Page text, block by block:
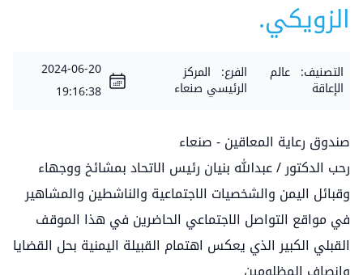
الزويكي.
التصنيف: عالم
الإعاقة
الفرع: المركز
الرئيسي صنعاء
2024-06-20
19:16:38
صندوق رعاية المعاقين - صنعاء
رحب الدكتور / عبدالله بنيان رئيس الاتحاد بمشائخ ووجهاء
وقبائل اليمن والشخصيات الاجتماعية والناشطين والمشاهير
في مواقع التواصل الاجتماعي الحاضرين في هذا الموقف
القبلي الكبير الذي يعكس اهتمام القبيلة اليمنية بحل القضايا